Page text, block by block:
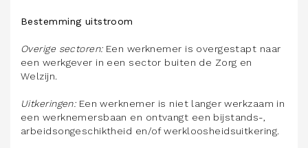
Bestemming uitstroom
Overige sectoren: Een werknemer is overgestapt naar
een werkgever in een sector buiten de Zorg en
Welzijn.
Uitkeringen: Een werknemer is niet langer werkzaam in
een werknemersbaan en ontvangt een bijstands-,
arbeidsongeschiktheid en/of werkloosheidsuitkering.